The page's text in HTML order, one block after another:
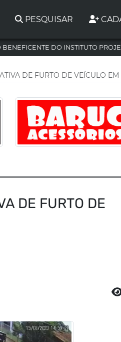
PESQUISAR
DO INSTITUTO
DE FURTO DE VEÍCULO
DE FURTO DE